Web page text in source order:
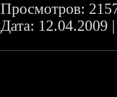
Просмотров:
Дата: 12.04.2009